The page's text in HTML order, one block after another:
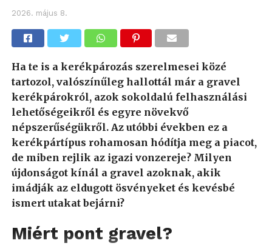
2026. május 8.
Ha te is a kerékpározás szerelmesei közé
tartozol, valószínűleg hallottál már a gravel
kerékpárokról, azok sokoldalú felhasználási
lehetőségeikről és egyre növekvő
népszerűségükről. Az utóbbi években ez a
kerékpártípus rohamosan hódítja meg a piacot,
de miben rejlik az igazi vonzereje? Milyen
újdonságot kínál a gravel azoknak, akik
imádják az eldugott ösvényeket és kevésbé
ismert utakat bejárni?
Miért pont gravel?